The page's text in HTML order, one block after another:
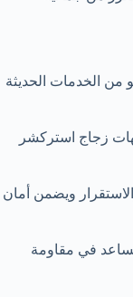
من الخدمات الحديثة
زجاج استركشر
ويضمن أمان
في مقاومة